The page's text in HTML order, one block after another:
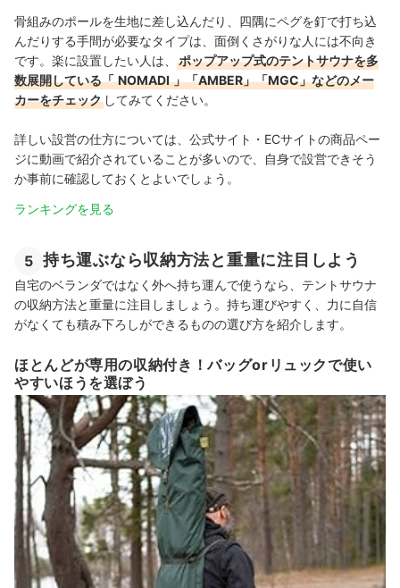
骨組みのポールを生地に差し込んだり、四隅にペグを釘で打ち込
んだりする手間が必要なタイプは、面倒くさがりな人には不向き
です。楽に設置したい人は、
ポップアップ式のテントサウナを多
数展開している「 NOMADI 」「AMBER」「MGC」などのメー
カーをチェック してみてください。
詳しい設営の仕方については、公式サイト・ECサイトの商品ペー
ジに動画で紹介されていることが多いので、自身で設営できそう
か事前に確認しておくとよいでしょう。
ランキングを見る
5 持ち運ぶなら収納方法と重量に注目しよう
自宅のベランダではなく外へ持ち運んで使うなら、テントサウナ
の収納方法と重量に注目しましょう。持ち運びやすく、力に自信
がなくても積み下ろしができるものの選び方を紹介します。
ほとんどが専用の収納付き！バッグorリュックで使い
やすいほうを選ぼう